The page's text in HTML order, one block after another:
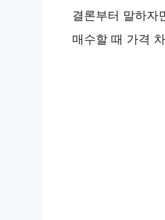
결론부터 말하자
매수할 때 가격